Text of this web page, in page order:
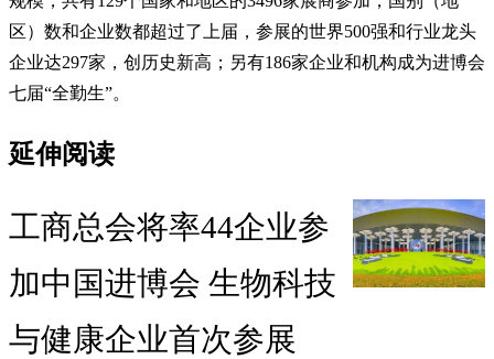
区）数和企业数都超过了上届，参展的世界500强和行业龙头
企业达297家，创历史新高；另有186家企业和机构成为进博会
七届“全勤生”。
延伸阅读
工商总会将率44企业参
加中国进博会 生物科技
与健康企业首次参展